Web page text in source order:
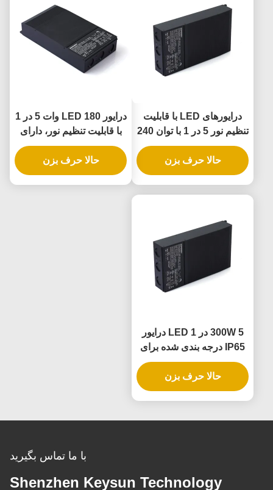
درایورهای LED با قابلیت
تنظیم نور 5 در 1 با توان 240
وات و درجه حفاظت IP65 و
منبع تغذیه LED قابل تنظیمحالا حرف بزن
درایور LED 180 وات 5 در 1
با قابلیت تنظیم نور، دارای
درجه حفاظت IP65 برای
کاربردهای روشنایی فضای
باز و داخلی
حالا حرف بزن
300W 5 در 1 LED درایور
IP65 درجه بندی شده برای
منبع برق Dimmable
حالا حرف بزن
با ما تماس بگیرید
Shenzhen Keysun Technology